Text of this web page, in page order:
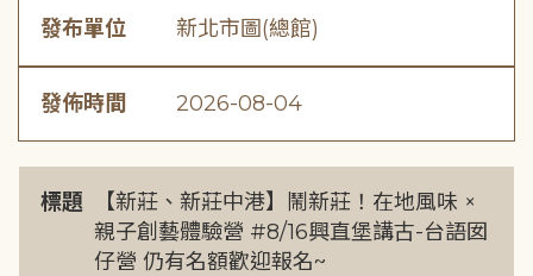
發布單位 新北市圖(總館)
發佈時間 2026-08-04
標題
【新莊、新莊中港】鬧新莊！在地風味 ×
親子創藝體驗營 #8/16興直堡講古-台語囡
仔營 仍有名額歡迎報名~